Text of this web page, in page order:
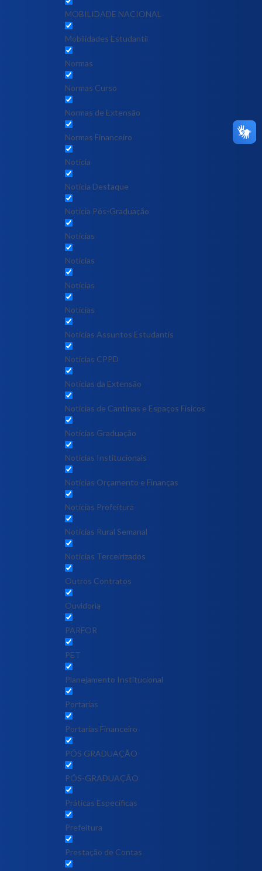
MOBILIDADE NACIONAL
Mobilidades Estudantil
Normas
Normas Curso
Normas de Extensão
Normas Financeiro
Notícia
Notícia Destaque
Noticia Pós-Graduação
Notícias
Notícias
Notícias
Notícias
Notícias Assuntos Estudantis
Notícias CPPD
Notícias da Extensão
Notícias de Cantinas e Espaços Físicos
Notícias Graduação
Notícias Institucionais
Notícias Orçamento e Finanças
Notícias Prefeitura
Notícias Rural Semanal
Notícias Terceirizados
Outros Contratos
Ouvidoria
PARFOR
PET
Planejamento Institucional
Portarias
Portarias Financeiro
PÓS GRADUAÇÃO
PÓS-GRADUAÇÃO
Práticas Específicas
Prefeitura
Prestação de Contas